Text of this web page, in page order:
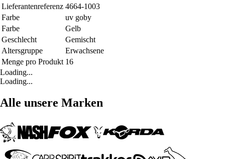
Lieferantenreferenz 4664-1003
Farbe
uv goby
Farbe
Gelb
Geschlecht
Gemischt
Altersgruppe
Erwachsene
Menge pro Produkt 16
Loading...
Loading...
Alle unsere Marken